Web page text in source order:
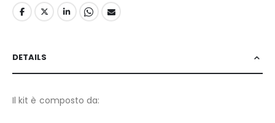
DETAILS
Il kit è composto da: